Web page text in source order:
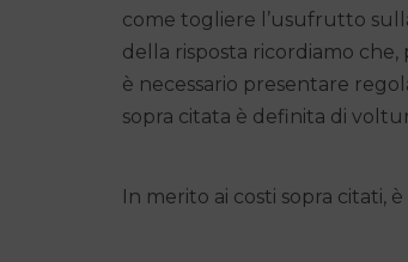
come togliere l’usufrutto
della risposta ricordiamo
è necessario presentare
sopra citata è definita di
In merito ai costi sopra citati,